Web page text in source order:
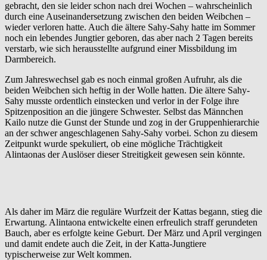
gebracht, den sie leider schon nach drei Wochen – wahrscheinlich
durch eine Auseinandersetzung zwischen den beiden Weibchen –
wieder verloren hatte. Auch die ältere Sahy-Sahy hatte im Sommer
noch ein lebendes Jungtier geboren, das aber nach 2 Tagen bereits
verstarb, wie sich herausstellte aufgrund einer Missbildung im
Darmbereich.
Zum Jahreswechsel gab es noch einmal großen Aufruhr, als die
beiden Weibchen sich heftig in der Wolle hatten. Die ältere Sahy-
Sahy musste ordentlich einstecken und verlor in der Folge ihre
Spitzenposition an die jüngere Schwester. Selbst das Männchen
Kailo nutze die Gunst der Stunde und zog in der Gruppenhierarchie
an der schwer angeschlagenen Sahy-Sahy vorbei. Schon zu diesem
Zeitpunkt wurde spekuliert, ob eine mögliche Trächtigkeit
Alintaonas der Auslöser dieser Streitigkeit gewesen sein könnte.
Als daher im März die reguläre Wurfzeit der Kattas begann, stieg die
Erwartung. Alintaona entwickelte einen erfreulich straff gerundeten
Bauch, aber es erfolgte keine Geburt. Der März und April vergingen
und damit endete auch die Zeit, in der Katta-Jungtiere
typischerweise zur Welt kommen.